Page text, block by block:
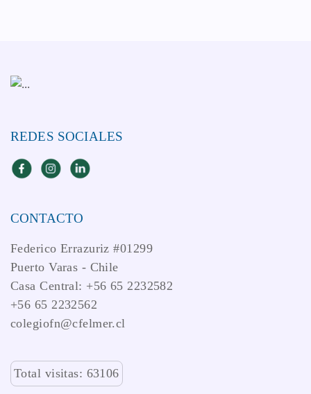
REDES SOCIALES
CONTACTO
Federico Errazuriz #01299
Puerto Varas - Chile
Casa Central: +56 65 2232582
+56 65 2232562
colegiofn@cfelmer.cl
Total visitas: 63106